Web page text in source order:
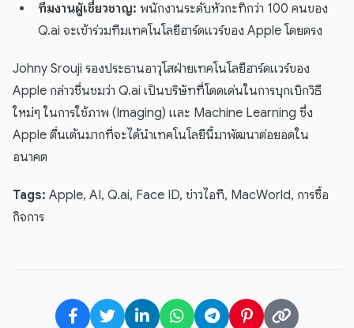
ทีมงานผู้เชี่ยวชาญ: พนักงานระดับหัวกะทิกว่า 100 คนของ
Q.ai จะเข้าร่วมทีมเทคโนโลยีฮาร์ดแวร์ของ Apple โดยตรง
Johny Srouji รองประธานอาวุโสฝ่ายเทคโนโลยีฮาร์ดแวร์ของ
Apple กล่าวชื่นชมว่า Q.ai เป็นบริษัทที่โดดเด่นในการบุกเบิกวิธี
ใหม่ๆ ในการใช้ภาพ (Imaging) และ Machine Learning ซึ่ง
Apple ตื่นเต้นมากที่จะได้นำเทคโนโลยีนี้มาพัฒนาต่อยอดใน
อนาคต
Tags: Apple, AI, Q.ai, Face ID, ข่าวไอที, MacWorld, การซื้อ
กิจการ